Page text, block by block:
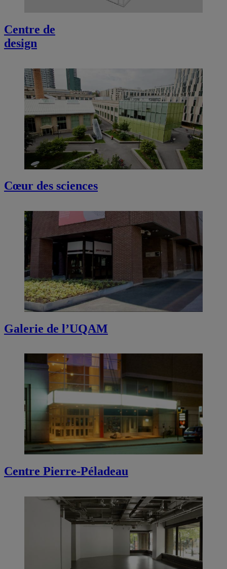
Centre de
design
Cœur des sciences
Galerie de l’UQAM
Centre Pierre-Péladeau